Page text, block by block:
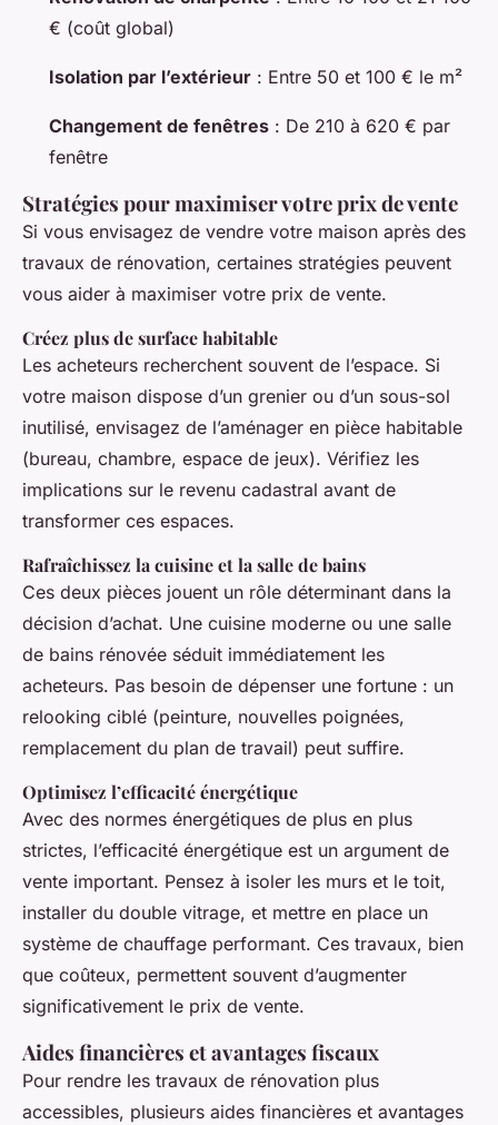
€ (coût global)
Isolation par l’extérieur : Entre 50 et 100 € le m²
Changement de fenêtres : De 210 à 620 € par
fenêtre
Stratégies pour maximiser votre prix de vente
Si vous envisagez de vendre votre maison après des
travaux de rénovation, certaines stratégies peuvent
vous aider à maximiser votre prix de vente.
Créez plus de surface habitable
Les acheteurs recherchent souvent de l’espace. Si
votre maison dispose d’un grenier ou d’un sous-sol
inutilisé, envisagez de l’aménager en pièce habitable
(bureau, chambre, espace de jeux). Vérifiez les
implications sur le revenu cadastral avant de
transformer ces espaces.
Rafraîchissez la cuisine et la salle de bains
Ces deux pièces jouent un rôle déterminant dans la
décision d’achat. Une cuisine moderne ou une salle
de bains rénovée séduit immédiatement les
acheteurs. Pas besoin de dépenser une fortune : un
relooking ciblé (peinture, nouvelles poignées,
remplacement du plan de travail) peut suffire.
Optimisez l’efficacité énergétique
Avec des normes énergétiques de plus en plus
strictes, l’efficacité énergétique est un argument de
vente important. Pensez à isoler les murs et le toit,
installer du double vitrage, et mettre en place un
système de chauffage performant. Ces travaux, bien
que coûteux, permettent souvent d’augmenter
significativement le prix de vente.
Aides financières et avantages fiscaux
Pour rendre les travaux de rénovation plus
accessibles, plusieurs aides financières et avantages